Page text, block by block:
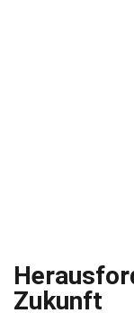
Zukunft